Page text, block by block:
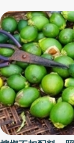
歲，此時患者多為家
及復健，讓家庭經
女，有嚼檳榔習慣的
檢查，讓自己及全家
最容易發生的癌症
2010年起將口腔癌
危險因子不少嚼檳榔
工作，有的菸酒、檳
始種下危險因子，國
類致癌物，研究顯示
後，罹患口腔癌的高
會嚼檳榔統計顯示10
仔）除了是極強的致
神經系統，使嚼檳
實，男性嚼食檳榔者